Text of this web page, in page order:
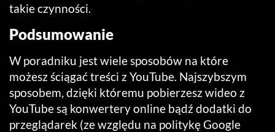
takie czynności.
Podsumowanie
W poradniku jest wiele sposobów na które
możesz ściągać treści z YouTube. Najszybszym
sposobem, dzięki któremu pobierzesz wideo z
YouTube są konwertery online bądź dodatki do
przeglądarek (ze względu na politykę Google